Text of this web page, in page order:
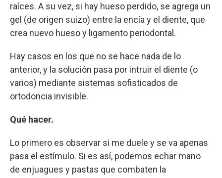
raíces. A su vez, si hay hueso perdido, se agrega un
gel (de origen suizo) entre la encía y el diente, que
crea nuevo hueso y ligamento periodontal.
Hay casos en los que no se hace nada de lo
anterior, y la solución pasa por intruir el diente (o
varios) mediante sistemas sofisticados de
ortodoncia invisible.
Qué hacer.
Lo primero es observar si me duele y se va apenas
pasa el estímulo. Si es así, podemos echar mano
de enjuagues y pastas que combaten la